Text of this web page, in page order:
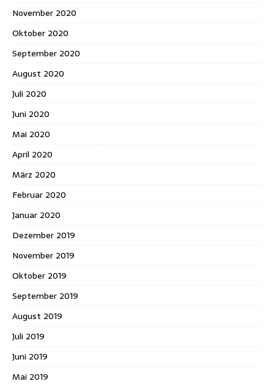
November 2020
Oktober 2020
September 2020
August 2020
Juli 2020
Juni 2020
Mai 2020
April 2020
März 2020
Februar 2020
Januar 2020
Dezember 2019
November 2019
Oktober 2019
September 2019
August 2019
Juli 2019
Juni 2019
Mai 2019